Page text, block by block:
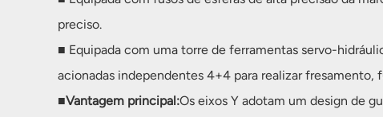
preciso.
■ Equipada com uma torre de ferramentas servo-
acionadas independentes 4+4 para realizar
■Vantagem principal:Os eixos Y adotam um design de